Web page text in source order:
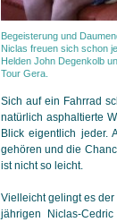
Begeisterung und
Niclas freuen sich schon
Helden John Degenkolb
Tour Gera.
Sich auf ein Fahrrad
natürlich asphaltierte
Blick eigentlich jeder.
gehören und die
ist nicht so leicht.
Vielleicht gelingt es
jährigen Niclas-